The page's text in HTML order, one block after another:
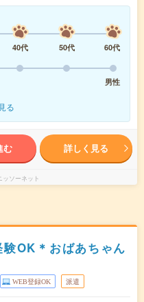
40代 50代
60代
男性
る
む 詳しく見る
ッソーネット
OK＊おばあちゃん
WEB登録OK 派遣